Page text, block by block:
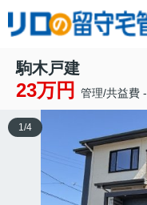
駒木戸建
23万円 管理/共益費 -
1 /4